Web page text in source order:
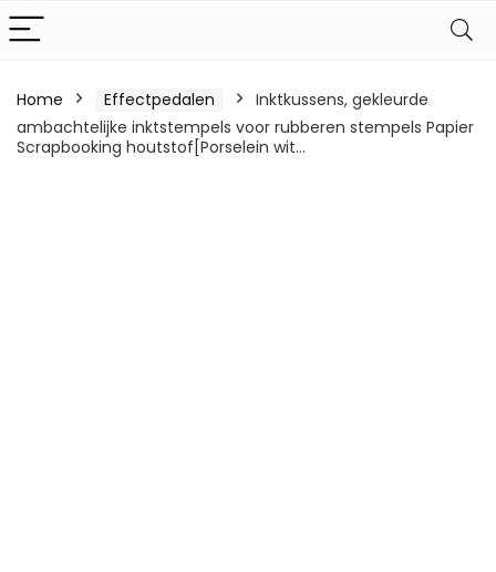
Home Effectpedalen
Inktkussens, gekleurde
ambachtelijke inktstempels voor rubberen stempels Papier
Scrapbooking houtstof[Porselein wit…